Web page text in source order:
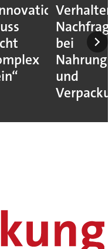
bei
und